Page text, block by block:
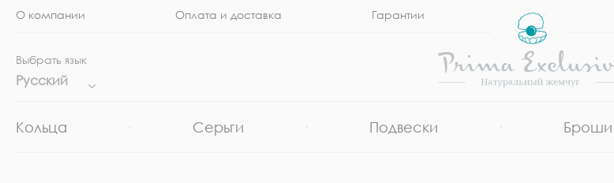
О компании Оплата и доставка Гарантии
Выбрать язык
Русский
Кольца Серьги Подвески Броши